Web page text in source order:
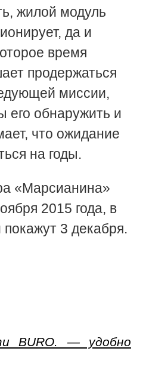
жилой модуль
да и
время
продержаться
миссии,
его обнаружить и
что ожидание
на годы.
«Марсианина»
2015 года, в
3 декабря.
BURO. — удобно